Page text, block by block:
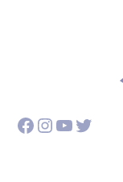
Facebook
Instagram
YouTube
Twitter